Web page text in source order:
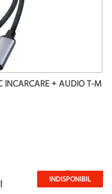
INCARCARE + AUDIO T-M
Stoc epuizat
INDISPONIBIL